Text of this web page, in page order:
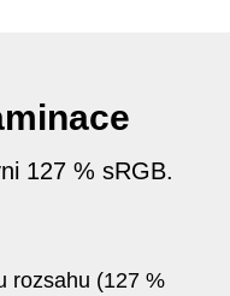
127 % sRGB.
rozsahu (127 %